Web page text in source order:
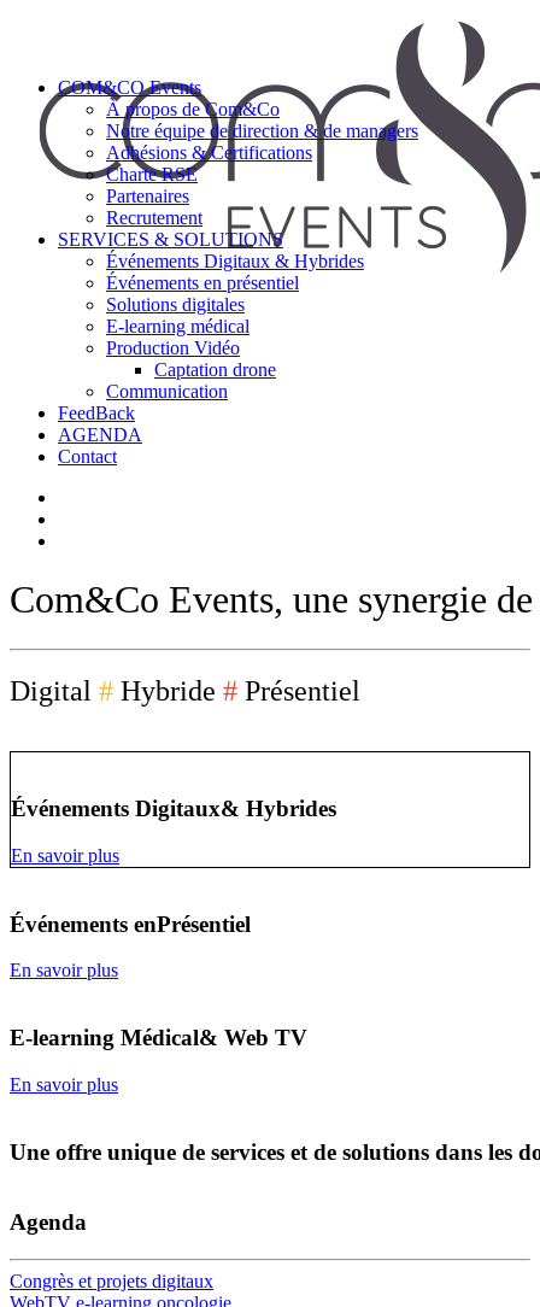
COM&CO Events
À propos de Com&Co
Notre équipe de direction & de managers
Adhésions & Certifications
Charte RSE
Partenaires
Recrutement
SERVICES & SOLUTIONS
Événements Digitaux & Hybrides
Événements en présentiel
Solutions digitales
E-learning médical
Production Vidéo
Captation drone
Communication
FeedBack
AGENDA
Contact
Com&Co Events, une synergie de
Digital # Hybride # Présentiel
Événements Digitaux& Hybrides
En savoir plus
Événements enPrésentiel
En savoir plus
E-learning Médical& Web TV
En savoir plus
Une offre unique de services et de solutions dans les
Agenda
Congrès et projets digitaux
WebTV e-learning oncologie